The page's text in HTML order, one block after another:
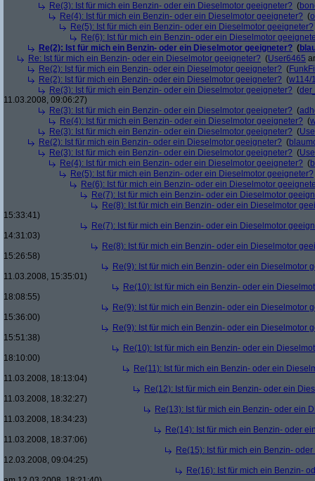
Re(3): Ist für mich ein Benzin- oder ein Dieselmotor geeigneter? (
Re(4): Ist für mich ein Benzin- oder ein Dieselmotor geeigneter? (
Re(5): Ist für mich ein Benzin- oder ein Dieselmotor geeigneter?
Re(6): Ist für mich ein Benzin- oder ein Dieselmotor
Re(2): Ist für mich ein Benzin- oder ein Dieselmotor geeigneter? (
Re: Ist für mich ein Benzin- oder ein Dieselmotor geeigneter? (User6465
Re(2): Ist für mich ein Benzin- oder ein Dieselmotor geeigneter? (
Re(2): Ist für mich ein Benzin- oder ein Dieselmotor geeigneter? (w114/
Re(3): Ist für mich ein Benzin- oder ein Dieselmotor geeigneter? (
11.03.2008, 09:06:27)
Re(3): Ist für mich ein Benzin- oder ein Dieselmotor geeigneter? (
Re(4): Ist für mich ein Benzin- oder ein Dieselmotor geeigneter? (
Re(3): Ist für mich ein Benzin- oder ein Dieselmotor geeigneter? (
Re(2): Ist für mich ein Benzin- oder ein Dieselmotor geeigneter? (
Re(3): Ist für mich ein Benzin- oder ein Dieselmotor geeigneter? (
Re(4): Ist für mich ein Benzin- oder ein Dieselmotor geeigneter? (
Re(5): Ist für mich ein Benzin- oder ein Dieselmotor geeigneter?
Re(6): Ist für mich ein Benzin- oder ein Dieselmotor
Re(7): Ist für mich ein Benzin- oder ein Dieselmotor
Re(8): Ist für mich ein Benzin- oder ein Dieselmotor
15:33:41)
Re(7): Ist für mich ein Benzin- oder ein Dieselmotor
14:31:03)
Re(8): Ist für mich ein Benzin- oder ein Dieselmotor
15:26:58)
Re(9): Ist für mich ein Benzin- oder ein Dieselmotor
11.03.2008, 15:35:01)
Re(10): Ist für mich ein Benzin- oder ein
18:08:55)
Re(9): Ist für mich ein Benzin- oder ein Dieselmotor
15:36:00)
Re(9): Ist für mich ein Benzin- oder ein Dieselmotor
15:51:38)
Re(10): Ist für mich ein Benzin- oder ein
18:10:00)
Re(11): Ist für mich ein Benzin- oder ein
11.03.2008, 18:13:04)
Re(12): Ist für mich ein Benzin- oder ein
11.03.2008, 18:32:27)
Re(13): Ist für mich ein Benzin- oder ein
11.03.2008, 18:34:23)
Re(14): Ist für mich ein Benzin- oder
11.03.2008, 18:37:06)
Re(15): Ist für mich ein Benzin-
12.03.2008, 09:04:25)
Re(16): Ist für mich ein Benzin-